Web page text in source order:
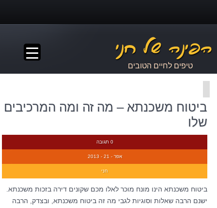
טיפים לחיים הטובים
ביטוח משכנתא – מה זה ומה המרכיבים
שלו
0 תגובה
אפר - 21 - 2013
חני
ביטוח משכנתא הינו מונח מוכר לאלו מכם שקונים דירה בזכות משכנתא.
ישנם הרבה שאלות וסוגיות לגבי מה זה ביטוח משכנתא, ובצדק, הרבה